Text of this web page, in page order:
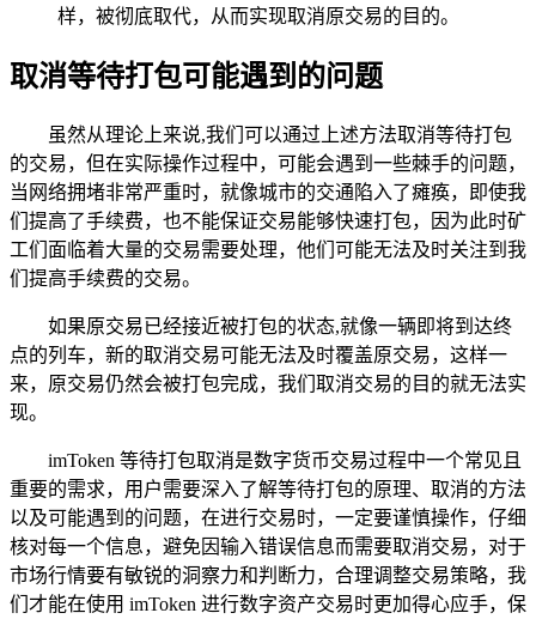
样，被彻底取代，从而实现取消原交易的目的。
取消等待打包可能遇到的问题
虽然从理论上来说,我们可以通过上述方法取消等待打包
的交易，但在实际操作过程中，可能会遇到一些棘手的问题，
当网络拥堵非常严重时，就像城市的交通陷入了瘫痪，即使我
们提高了手续费，也不能保证交易能够快速打包，因为此时矿
工们面临着大量的交易需要处理，他们可能无法及时关注到我
们提高手续费的交易。
如果原交易已经接近被打包的状态,就像一辆即将到达终
点的列车，新的取消交易可能无法及时覆盖原交易，这样一
来，原交易仍然会被打包完成，我们取消交易的目的就无法实
现。
imToken 等待打包取消是数字货币交易过程中一个常见且
重要的需求，用户需要深入了解等待打包的原理、取消的方法
以及可能遇到的问题，在进行交易时，一定要谨慎操作，仔细
核对每一个信息，避免因输入错误信息而需要取消交易，对于
市场行情要有敏锐的洞察力和判断力，合理调整交易策略，我
们才能在使用 imToken 进行数字资产交易时更加得心应手，保